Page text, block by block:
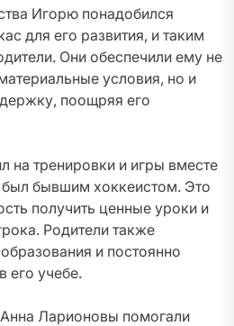
Игорю понадобился
для его развития, и таким
Они обеспечили ему не
условия, но и
поощряя его
на тренировки и игры вместе
бывшим хоккеистом. Это
получить ценные уроки и
Родители также
и постоянно
его учебе.
Ларионовы помогали